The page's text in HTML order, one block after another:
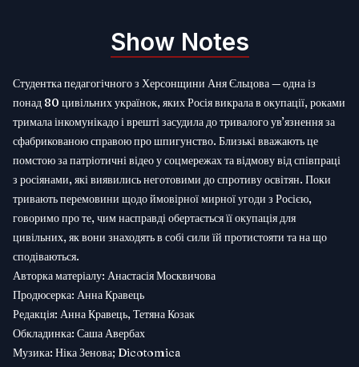
Show Notes
Студентка педагогічного з Херсонщини Аня Єльцова — одна із
понад 80 цивільних українок, яких Росія викрала в окупації, роками
тримала інкомунікадо і врешті засудила до тривалого ув’язнення за
сфабрикованою справою про шпигунство. Близькі вважають це
помстою за патріотичні відео у соцмережах та відмову від співпраці
з росіянами, які виявились неготовими до спротиву освітян. Поки
тривають перемовини щодо ймовірної мирної угоди з Росією,
говоримо про те, чим насправді обертається її окупація для
цивільних, як вони знаходять в собі сили їй протистояти та на що
сподіваються.
Авторка матеріалу: Анастасія Москвичова
Продюсерка: Анна Кравець
Редакція: Анна Кравець, Тетяна Козак
Обкладинка: Саша Авербах
Музика: Ніка Зенова; Dicotomica